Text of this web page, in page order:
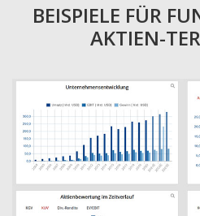
BEISPIELE FÜR
AKTIEN-